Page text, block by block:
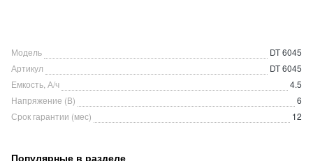
Модель
DT 6045
Артикул
DT 6045
Емкость, А/ч
4.5
Напряжение (В)
6
Срок гарантии (мес)
12
Популярные в разделе